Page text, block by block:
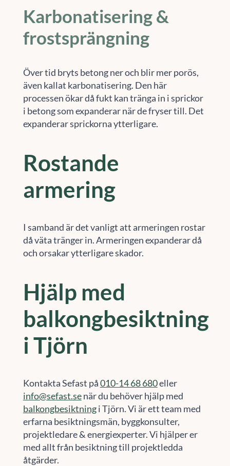
Karbonatisering &
frostsprängning
Över tid bryts betong ner och blir mer porös,
även kallat karbonatisering. Den här
processen ökar då fukt kan tränga in i sprickor
i betong som expanderar när de fryser till. Det
expanderar sprickorna ytterligare.
Rostande
armering
I samband är det vanligt att armeringen rostar
då väta tränger in. Armeringen expanderar då
och orsakar ytterligare skador.
Hjälp med
balkongbesiktning
i Tjörn
Kontakta Sefast på010-14 68 680eller
info@sefast.senär du behöver hjälp med
balkongbesiktningi Tjörn. Vi är ett team med
erfarna besiktningsmän, byggkonsulter,
projektledare & energiexperter. Vi hjälper er
med allt från besiktning till projektledda
åtgärder.